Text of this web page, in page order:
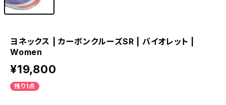
ヨネックス | カーボンクルーズSR | バイオレット |
Women
¥19,800
残り1点